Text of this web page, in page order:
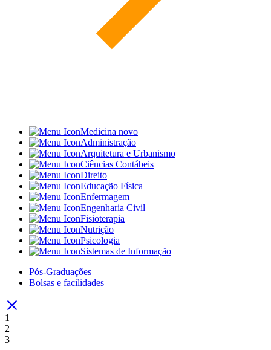
Medicina novo
Administração
Arquitetura e Urbanismo
Ciências Contábeis
Direito
Educação Física
Enfermagem
Engenharia Civil
Fisioterapia
Nutrição
Psicologia
Sistemas de Informação
Pós-Graduações
Bolsas e facilidades
1
2
3